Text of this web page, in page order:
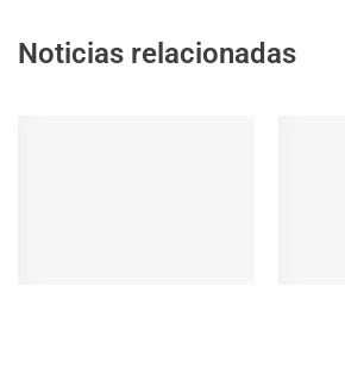
Noticias relacionadas